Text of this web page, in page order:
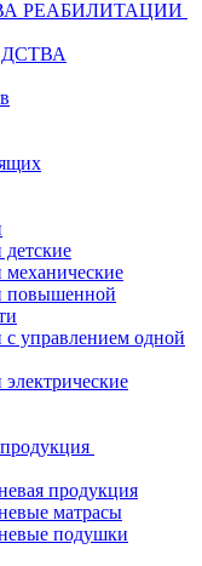
РЕАБИЛИТАЦИИ
детские
механические
повышенной
с управлением одной
продукция
матрасы
подушки